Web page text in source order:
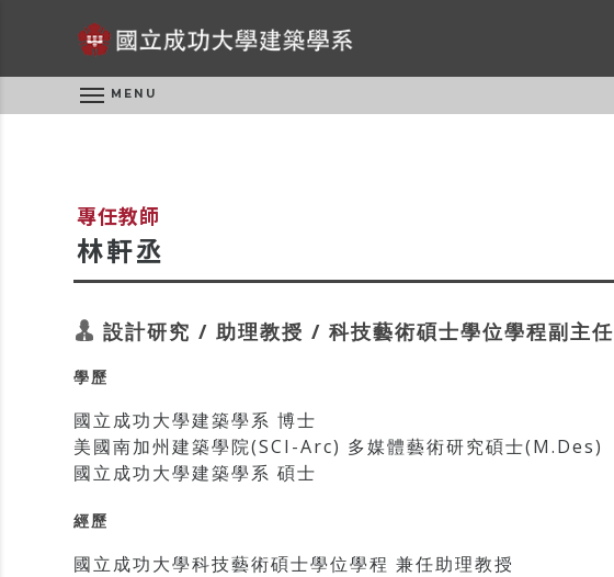
MENU
專任教師
林軒丞
設計研究 / 助理教授 / 科技藝術碩士學位學程副主任
學歷
國立成功大學建築學系 博士
美國南加州建築學院(SCI-Arc) 多媒體藝術研究碩士(M.Des)
國立成功大學建築學系 碩士
經歷
國立成功大學科技藝術碩士學位學程 兼任助理教授